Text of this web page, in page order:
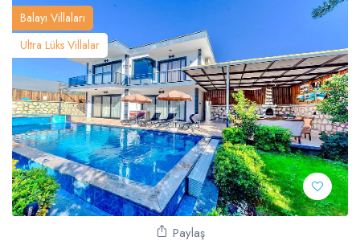
Balayı Villaları
Ultra Lüks Villalar
Paylaş